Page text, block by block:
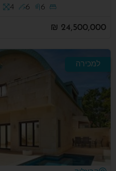
6
6
4
24,500,000 ₪
למכירה